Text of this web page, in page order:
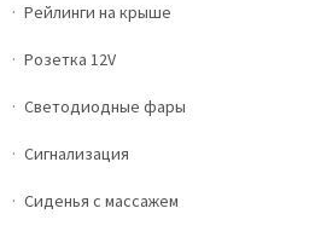
Рейлинги на крыше
Розетка 12V
Светодиодные фары
Сигнализация
Сиденья с массажем